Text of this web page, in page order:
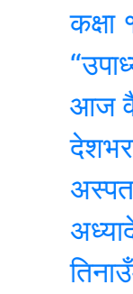
कक्षा १२
आज वैशाख
देशभरका
अस्पतालमा
अध्यादेशको
तिनाउँमा